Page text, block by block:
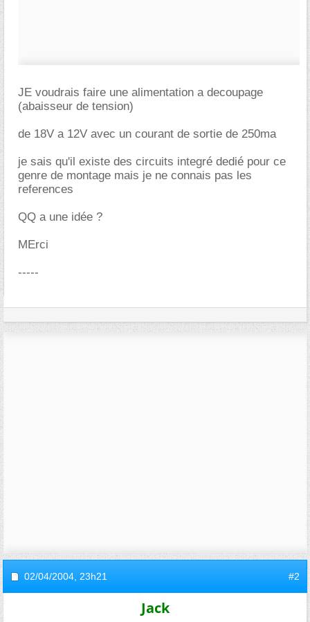
JE voudrais faire une alimentation a decoupage
(abaisseur de tension)
de 18V a 12V avec un courant de sortie de 250ma
je sais qu'il existe des circuits integré dedié pour ce
genre de montage mais je ne connais pas les
references
QQ a une idée ?
MErci
-----
02/04/2004, 23h21 #2
Jack